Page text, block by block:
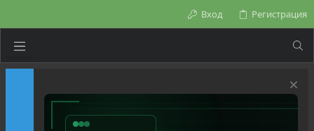
Вход Регистрация